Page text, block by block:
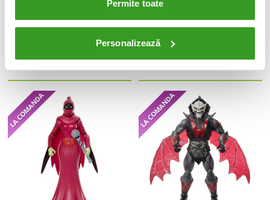
Permite toate
Personalizează
Masters of the Universe Origins
Masters of the Universe Origins
articulata Whiplash 14 cm